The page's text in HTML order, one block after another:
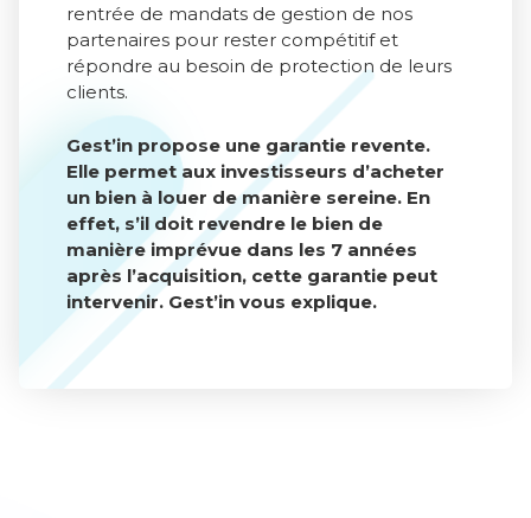
rentrée de mandats de gestion de nos
partenaires pour rester compétitif et
répondre au besoin de protection de leurs
clients.
Gest’in propose une garantie revente.
Elle permet aux investisseurs d’acheter
un bien à louer de manière sereine. En
effet, s’il doit revendre le bien de
manière imprévue dans les 7 années
après l’acquisition, cette garantie peut
intervenir. Gest’in vous explique.